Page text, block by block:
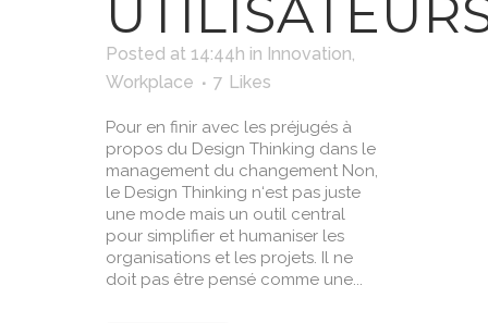
Posted at 14:44h in Innovation,
Workplace
7 Likes
Pour en finir avec les préjugés à
propos du Design Thinking dans le
management du changement Non,
le Design Thinking n‘est pas juste
une mode mais un outil central
pour simplifier et humaniser les
organisations et les projets. Il ne
doit pas être pensé comme une...